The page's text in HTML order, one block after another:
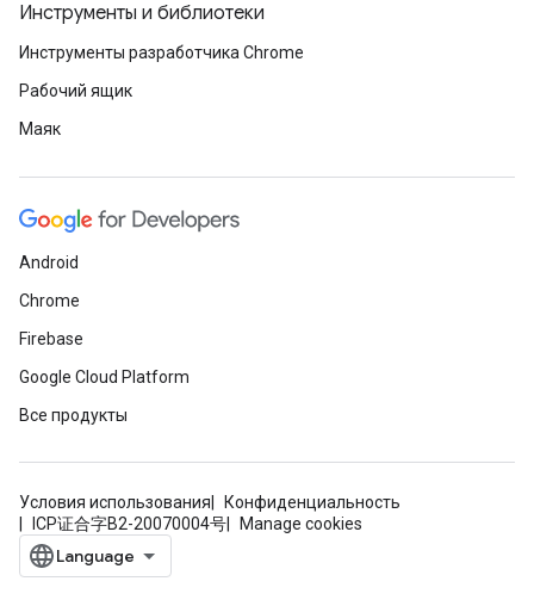
Инструменты и библиотеки
Инструменты разработчика Chrome
Рабочий ящик
Маяк
Android
Chrome
Firebase
Google Cloud Platform
Все продукты
Условия использования
Конфиденциальность
ICP证合字B2-20070004号
Manage cookies